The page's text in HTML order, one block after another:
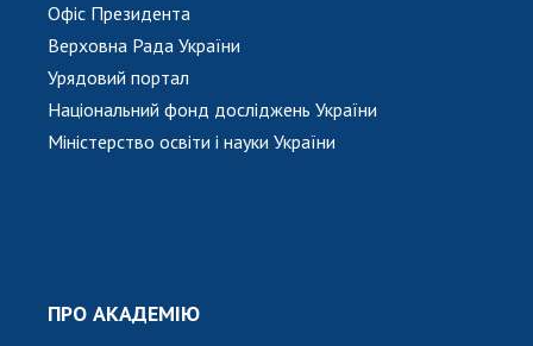
Офіс Президента
Верховна Рада України
Урядовий портал
Національний фонд досліджень України
Міністерство освіти і науки України
ПРО АКАДЕМІЮ